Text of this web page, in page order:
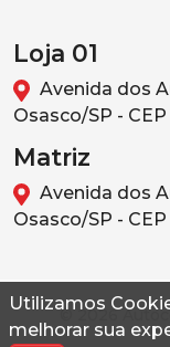
Utilizamos
melhorar sua
Loja 01
Avenida dos
Osasco/SP -
Matriz
Avenida dos
Osasco/SP -
© 2026